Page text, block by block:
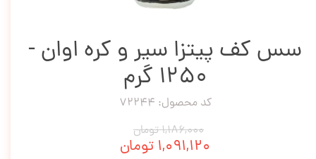
سس کف پیتزا سیر و کره اوان -
1۲۵0 گرم
کد محصول: 72244
۱,۱۸۶,۰۰۰ تومان
۱,۰۹۱,۱۲۰ تومان